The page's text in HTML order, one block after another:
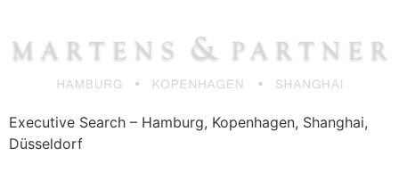
springen
Executive Search – Hamburg, Kopenhagen, Shanghai,
Düsseldorf